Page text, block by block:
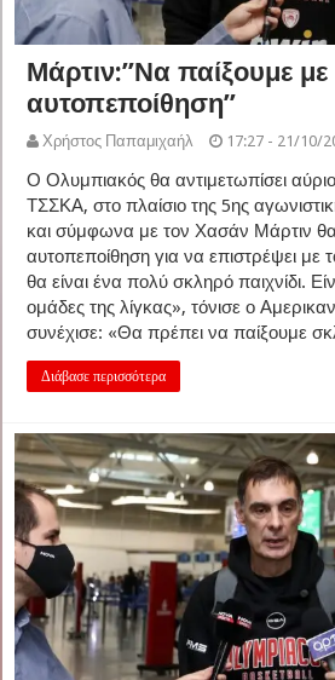
Μάρτιν:”Να παίξουμε με
αυτοπεποίθηση”
Χρήστος Παπαμιχαήλ 17:27 - 21/10/
Ο Ολυμπιακός θα αντιμετωπίσει
ΤΣΣΚΑ, στο πλαίσιο της 5ης
και σύμφωνα με τον Χασάν Μάρτιν θα
αυτοπεποίθηση για να επιστρέψει
θα είναι ένα πολύ σκληρό παιχνίδι.
ομάδες της λίγκας», τόνισε ο
συνέχισε: «Θα πρέπει να παίξουμε
Διάβασε περισσότερα